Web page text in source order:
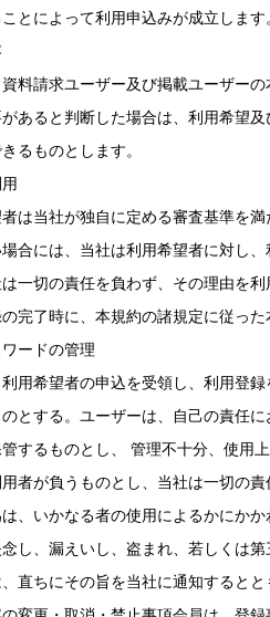
とによって利用申込みが成立します
料請求ユーザー及び掲載ユーザー
あると判断した場合は、利用希望
るものとします。
は当社が独自に定める審査基準を
合には、当社は利用希望者に対し
一切の責任を負わず、その理由を
完了時に、本規約の諸規定に従っ
ードの管理
用希望者の申込を受領し、利用登
とする。ユーザーは、自己の責任
するものとし、 管理不十分、使用
者が負うものとし、当社は一切の
、いかなる者の使用によるかにか
し、漏えいし、盗まれ、若しくは
直ちにその旨を当社に通知すると